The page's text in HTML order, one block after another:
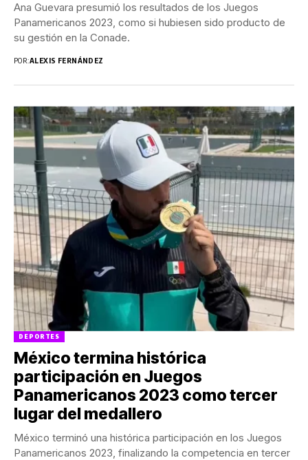
Ana Guevara presumió los resultados de los Juegos
Panamericanos 2023, como si hubiesen sido producto de
su gestión en la Conade.
POR:ALEXIS FERNÁNDEZ
DEPORTES
México termina histórica
participación en Juegos
Panamericanos 2023 como tercer
lugar del medallero
México terminó una histórica participación en los Juegos
Panamericanos 2023, finalizando la competencia en tercer